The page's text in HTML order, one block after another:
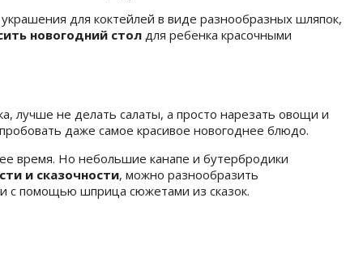
для коктейлей в виде разнообразных шляпок,
новогодний стол для ребенка красочными
лучше не делать салаты, а просто нарезать овощи и
даже самое красивое новогоднее блюдо.
время. Но небольшие канапе и бутербродики
и сказочности, можно разнообразить
с помощью шприца сюжетами из сказок.